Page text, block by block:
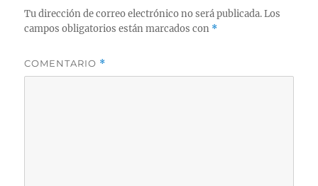
Tu dirección de correo electrónico no será publicada. Los
campos obligatorios están marcados con *
COMENTARIO *